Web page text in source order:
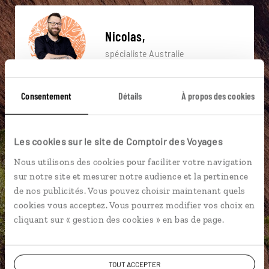
Consentement Détails À propos des cookies
Les cookies sur le site de Comptoir des Voyages
Nous utilisons des cookies pour faciliter votre navigation
sur notre site et mesurer notre audience et la pertinence
de nos publicités. Vous pouvez choisir maintenant quels
cookies vous acceptez. Vous pourrez modifier vos choix en
cliquant sur « gestion des cookies » en bas de page.
TOUT ACCEPTER
Nicolas,
spécialiste Australie
spécialistes
près de vos envies et de la réalité du pays.
Échangez en face à face ou depuis nos studios
connectés en agence, mais aussi par email ou
téléphone.
Vous gardez le même interlocuteur avant,
pendant et après votre voyage.